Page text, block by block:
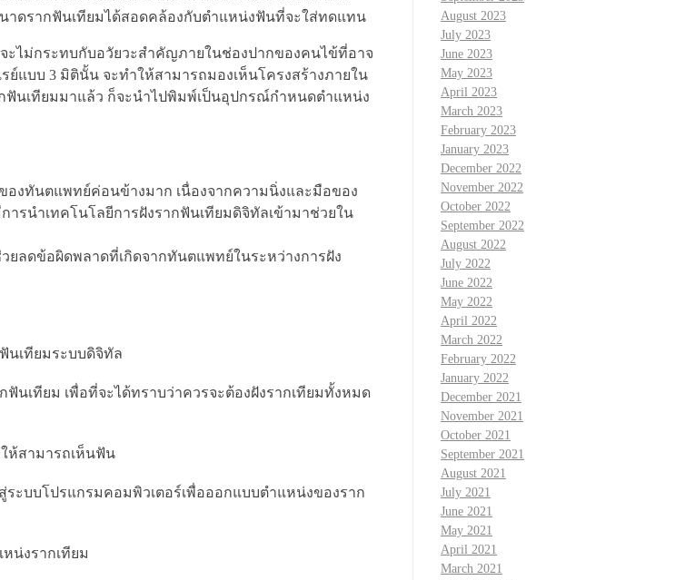
าดรากฟันเทียมได้สอดคล้องกับตำแหน่งฟันที่จะใส่ทดแทน
ะไม่กระทบกับอวัยวะสำคัญภายในช่องปากของคนไข้ที่อาจ
ย์แบบ 3 มิตินั้น จะทำให้สามารถมองเห็นโครงสร้างภายใน
ฟันเทียมมาแล้ว ก็จะนำไปพิมพ์เป็นอุปกรณ์กำหนดตำแหน่ง
งทันตแพทย์ค่อนข้างมาก เนื่องจากความนิ่งและมือของ
รนำเทคโนโลยีการฝังรากฟันเทียมดิจิทัลเข้ามาช่วยใน
ลดข้อผิดพลาดที่เกิดจากทันตแพทย์ในระหว่างการฝัง
นเทียมระบบดิจิทัล
นเทียม เพื่อที่จะได้ทราบว่าควรจะต้องฝังรากเทียมทั้งหมด
ห้สามารถเห็นฟัน
ระบบโปรแกรมคอมพิวเตอร์เพื่อออกแบบตำแหน่งของราก
น่งรากเทียม
August 2023
July 2023
June 2023
May 2023
April 2023
March 2023
February 2023
January 2023
December 2022
November 2022
October 2022
September 2022
August 2022
July 2022
June 2022
May 2022
April 2022
March 2022
February 2022
January 2022
December 2021
November 2021
October 2021
September 2021
August 2021
July 2021
June 2021
May 2021
April 2021
March 2021